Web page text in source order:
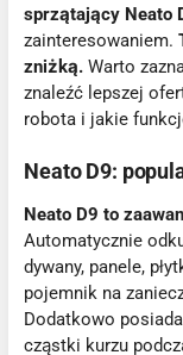
sprzątający Neato
zainteresowaniem.
zniżką.Warto
znaleźć lepszej
robota i jakie
Neato D9:
Neato D9 to
Automatycznie
dywany, panele,
pojemnik na
Dodatkowo
cząstki kurzu